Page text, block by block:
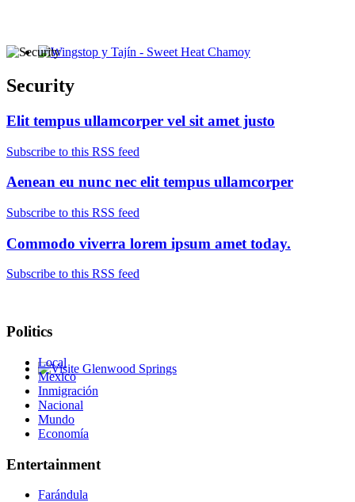
Glenwood Springs - Bello y Encantador
Security
Elit tempus ullamcorper vel sit amet justo
Subscribe to this RSS feed
Aenean eu nunc nec elit tempus ullamcorper
Subscribe to this RSS feed
Commodo viverra lorem ipsum amet today.
Subscribe to this RSS feed
Politics
Local
Mexico
Inmigración
Nacional
Mundo
Economía
Entertainment
Farándula